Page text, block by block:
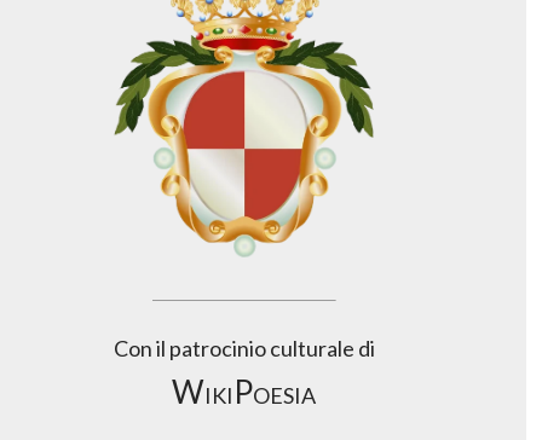
Con il patrocinio culturale di
WikiPoesia